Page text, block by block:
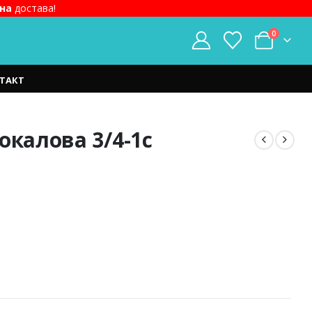
достава!
0
3/4-1c